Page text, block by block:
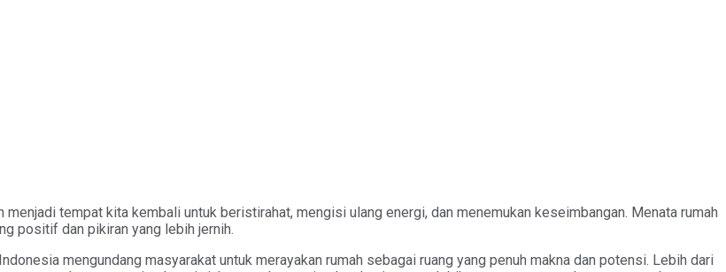
tempat kita kembali untuk beristirahat, mengisi ulang energi, dan menemukan keseimbangan. Menata rumah
positif dan pikiran yang lebih jernih.
mengundang masyarakat untuk merayakan rumah sebagai ruang yang penuh makna dan potensi. Lebih dari